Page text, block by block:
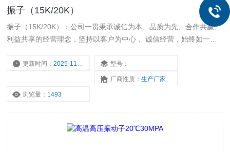
振子（15K/20K）
振子（15K/20K）：公司一贯秉承诚信为本、品质为先、合作共赢、
利益共享的经营理念，坚持以客户为中心， 诚信经营，始终如一地
质量管理体系，强化研发、生产的过程控制，确保出厂的产品合格。
更新时间：2025-11-17 型号：
厂商性质： 生产厂家
浏览量： 1493